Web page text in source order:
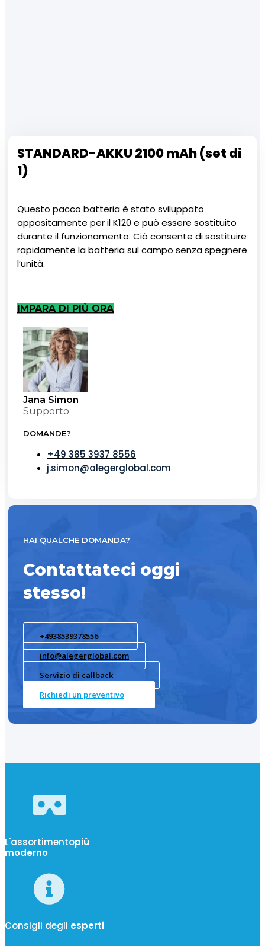
STANDARD-AKKU 2100 mAh (set di
1)
Questo pacco batteria è stato sviluppato
appositamente per il K120 e può essere sostituito
durante il funzionamento. Ciò consente di sostituire
rapidamente la batteria sul campo senza spegnere
l’unità.
IMPARA DI PIÙ ORA
Jana Simon
Supporto
DOMANDE?
+49 385 3937 8556
j.simon@alegerglobal.com
HAI QUALCHE DOMANDA?
Contattateci oggi
stesso!
+4938539378556
info@alegerglobal.com
Servizio di callback
Richiedi un preventivo
L'assortimentopiù
moderno
Consigli degli esperti